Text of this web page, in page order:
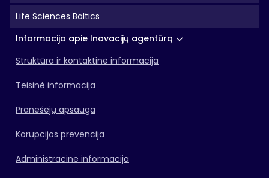
Life Sciences Baltics
Informacija apie Inovacijų agentūrą
Struktūra ir kontaktinė informacija
Teisinė informacija
Pranešėjų apsauga
Korupcijos prevencija
Administracinė informacija